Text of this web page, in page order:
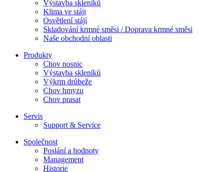
Výstavba skleníků
Klima ve stáji
Osvětlení stájí
Skladování krmné směsi / Doprava krmné směsi
Naše obchodní oblasti
Produkty
Chov nosnic
Výstavba skleníků
Výkrm drůbeže
Chov hmyzu
Chov prasat
Servis
Support & Service
Společnost
Poslání a hodnoty
Management
Historie